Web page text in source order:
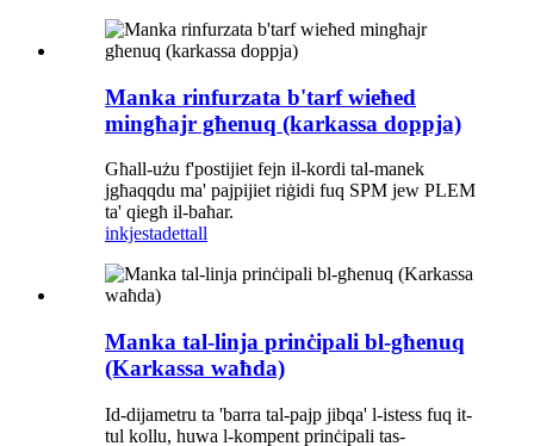
Manka rinfurzata b'tarf wieħed
mingħajr għenuq (karkassa doppja)
Għall-użu f'postijiet fejn il-kordi tal-manek
jgħaqqdu ma' pajpijiet riġidi fuq SPM jew PLEM
ta' qiegħ il-baħar.
inkjestadettall
Manka tal-linja prinċipali bl-għenuq
(Karkassa waħda)
Id-dijametru ta 'barra tal-pajp jibqa' l-istess fuq it-
tul kollu, huwa l-kompent prinċipali tas-